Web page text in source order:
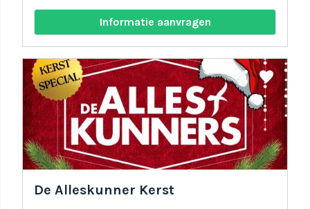
Informatie aanvragen
share favorite
De Alleskunner Kerst